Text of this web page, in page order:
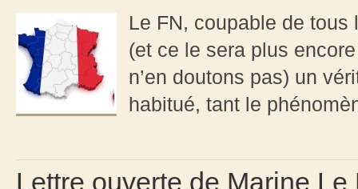
Le FN, coupable de
(et ce le sera plus
n’en doutons pas) un
habitué, tant le
Lettre ouverte de Marine